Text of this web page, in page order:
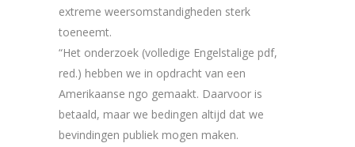
extreme weersomstandigheden sterk
toeneemt.
“Het onderzoek (volledige Engelstalige pdf,
red.) hebben we in opdracht van een
Amerikaanse ngo gemaakt. Daarvoor is
betaald, maar we bedingen altijd dat we
bevindingen publiek mogen maken.